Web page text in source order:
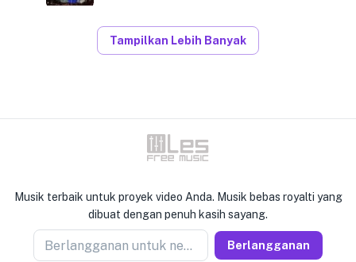
Tampilkan Lebih Banyak
Musik terbaik untuk proyek video Anda. Musik bebas royalti yang
dibuat dengan penuh kasih sayang.
Berlangganan untuk newseller Berlangganan